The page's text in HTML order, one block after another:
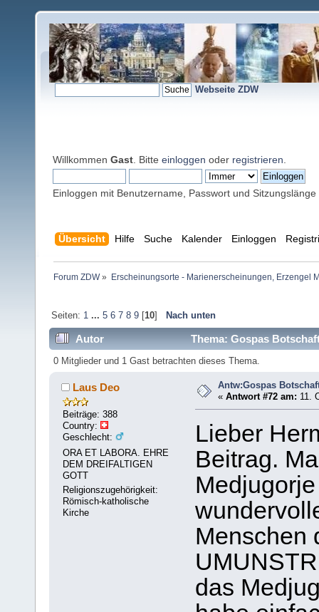
Webseite ZDW
Willkommen Gast . Bitte einloggen oder registrieren
Einloggen mit Benutzername, Passwort und Sitzungslänge
Übersicht Hilfe Suche Kalender Einloggen
Forum ZDW» Erscheinungsorte - Marienerscheinungen, Erzengel
Seiten: 1 ... 5 6 7 8 9[10] Nach unten
Autor Thema: Gospas
0 Mitglieder und 1 Gast betrachten dieses Thema.
Laus Deo
Beiträge: 388
Country:
Geschlecht:
ORA ET LABORA. EHRE
DEM DREIFALTIGEN
GOTT
Religionszugehörigkeit:
Römisch-katholische
Kirche
Antw:Gospas
«Antwort #72 am: 11.
Lieber
Beitrag.
Menschen
das